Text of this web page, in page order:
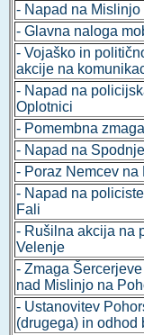
- Napad na Mislinjo
- Glavna naloga
- Vojaško in
akcije na
- Napad na
Oplotnici
- Pomembna
- Napad na
- Poraz Nemcev
- Napad na
Fali
- Rušilna akcija na
Velenje
- Zmaga
nad Mislinjo na
- Ustanovitev
(drugega) in odhod